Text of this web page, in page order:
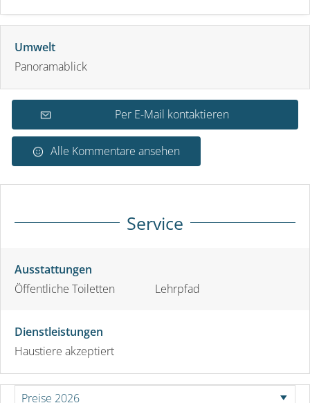
Umwelt
Panoramablick
Per E-Mail kontaktieren
Alle Kommentare ansehen
Service
Ausstattungen
Öffentliche Toiletten
Lehrpfad
Dienstleistungen
Haustiere akzeptiert